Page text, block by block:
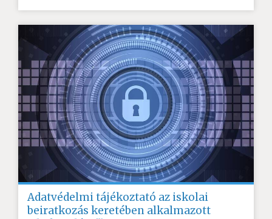
Adatvédelmi tájékoztató az iskolai
beiratkozás keretében alkalmazott